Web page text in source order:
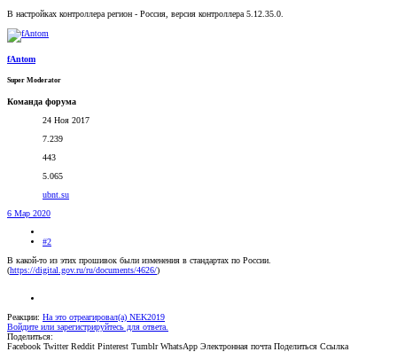
В настройках контроллера регион - Россия, версия контроллера 5.12.35.0.
fAntom
Super Moderator
Команда форума
24 Ноя 2017
7.239
443
5.065
ubnt.su
6 Мар 2020
#2
В какой-то из этих прошивок были изменения в стандартах по России.
(https://digital.gov.ru/ru/documents/4626/)
Реакции: На это отреагировал(а) NEK2019
Войдите или зарегистрируйтесь для ответа.
Поделиться:
Facebook Twitter Reddit Pinterest Tumblr WhatsApp Электронная почта Поделиться Ссылка